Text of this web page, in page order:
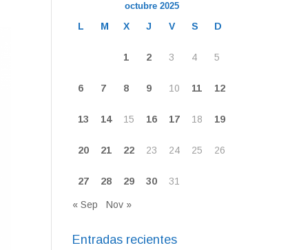
octubre 2025
L M X J V S D
1 2 3 4 5
6 7 8 9 10 11 12
13 14 15 16 17 18 19
20 21 22 23 24 25 26
27 28 29 30 31
« Sep Nov »
Entradas recientes